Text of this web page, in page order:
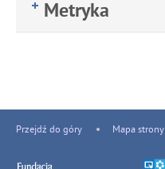
Metryka
Przejdź do góry Mapa strony